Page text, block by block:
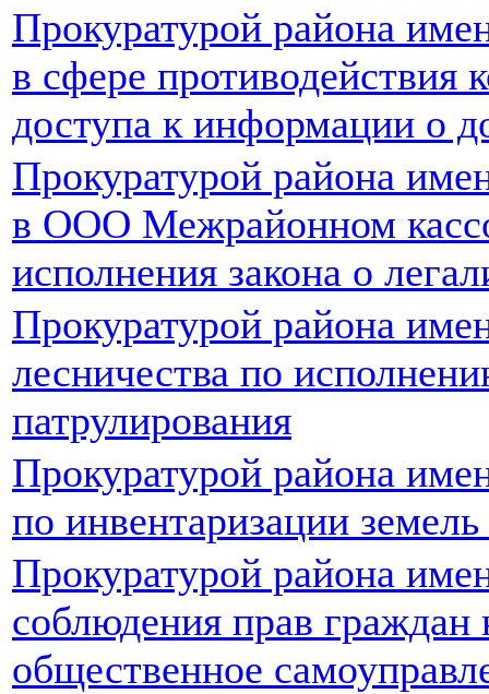
Прокуратурой района
в сфере противодействия
доступа к информации о
Прокуратурой района
в ООО Межрайонном
исполнения закона о
Прокуратурой района
лесничества по
патрулирования
Прокуратурой района
по инвентаризации
Прокуратурой района
соблюдения прав граждан
общественное